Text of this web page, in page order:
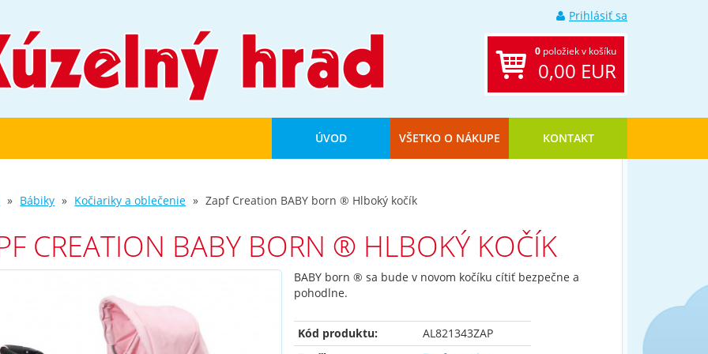
Prihlásiť sa
0 položiek v košíku
0,00 EUR
ÚVOD VŠETKO O NÁKUPE KONTAKT
Bábiky Kočiariky a oblečenie Zapf Creation BABY born ® Hlboký kočík
CREATION BABY BORN ® HLBOKÝ KOČÍK
BABY born ® sa bude v novom kočíku cítiť bezpečne a
pohodlne.
Kód produktu:
AL821343ZAP